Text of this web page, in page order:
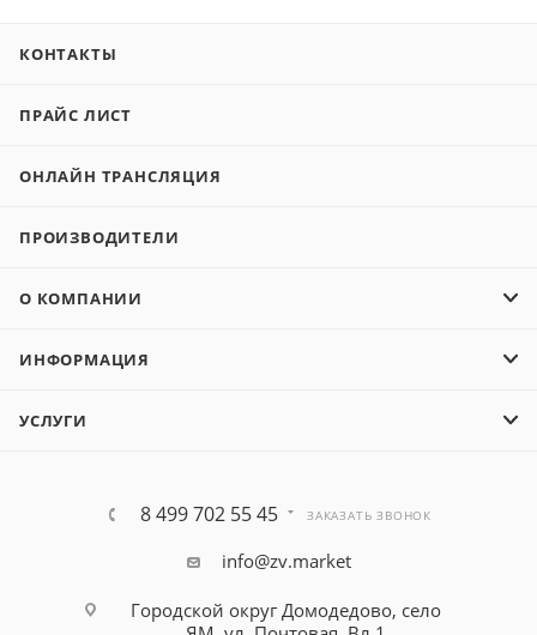
КОНТАКТЫ
ПРАЙС ЛИСТ
ОНЛАЙН ТРАНСЛЯЦИЯ
ПРОИЗВОДИТЕЛИ
О КОМПАНИИ
ИНФОРМАЦИЯ
УСЛУГИ
8 499 702 55 45 ЗАКАЗАТЬ ЗВОНОК
info@zv.market
Городской округ Домодедово, село